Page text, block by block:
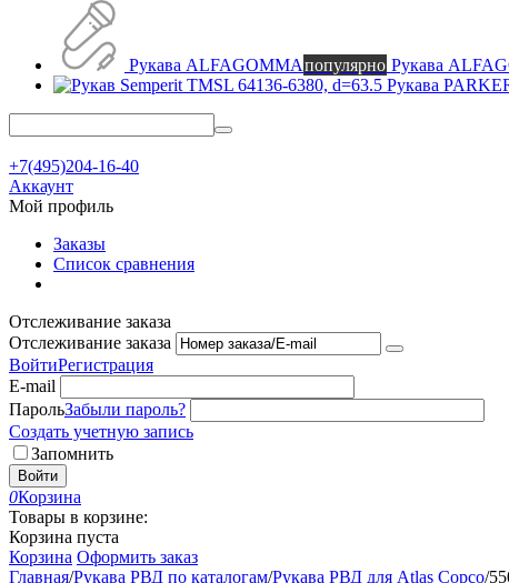
Рукава ALFAGOMMAпопулярно Рукава
Рукава
+7(495)204-16-40
Аккаунт
Мой профиль
Заказы
Список сравнения
Отслеживание заказа
Отслеживание заказа
ВойтиРегистрация
E-mail
ПарольЗабыли пароль?
Создать учетную запись
Запомнить
Войти
0Корзина
Товары в корзине:
Корзина пуста
Корзина Оформить заказ
Главная/Рукава РВД по каталогам/Рукава РВД для Atlas Copco/